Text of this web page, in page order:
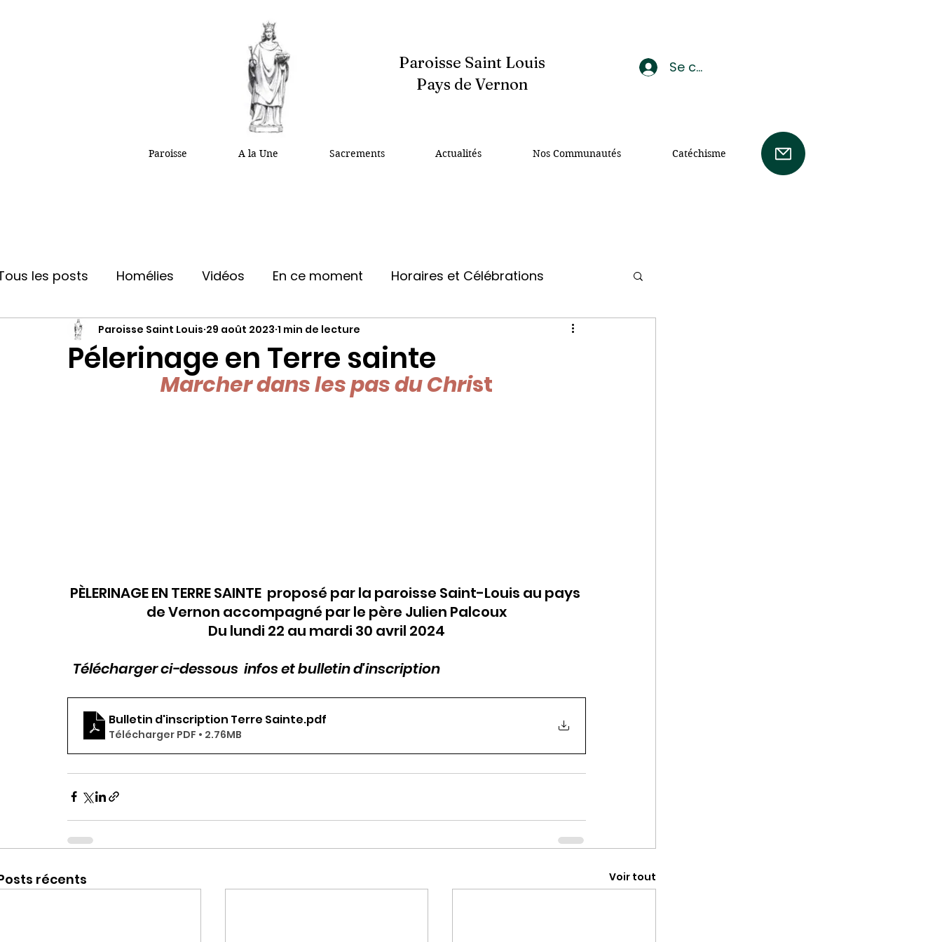
Paroisse Saint Louis
Pays de Vernon
Se connecter
Paroisse A la Une Sacrements Actualités Nos Communautés Catéchisme
les posts Homélies Vidéos En ce moment Horaires et Célébrations
Pélerinage en Terre sainte
Paroisse Saint Louis 29 août 2023 1 min de lecture
Marcher dans les pas du Christ
PÈLERINAGE EN TERRE SAINTE  proposé par la paroisse Saint-Louis au pays
de Vernon accompagné par le père Julien Palcoux
Du lundi 22 au mardi 30 avril 2024
Télécharger ci-dessous  infos et bulletin d'inscription
Bulletin d'inscription Terre Sainte.pdf
Télécharger PDF • 2.76MB
récents Voir tout